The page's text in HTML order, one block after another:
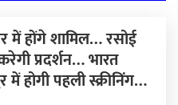
में होंगे शामिल… रसोई
प्रदर्शन… भारत
में होगी पहली स्क्रीनिंग…